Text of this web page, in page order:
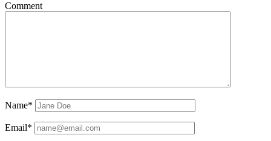
Comment
Name*
Email*